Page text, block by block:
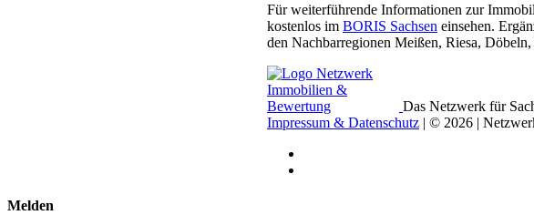
Für weiterführende Informationen zur
kostenlos im BORIS Sachsen einsehen.
den Nachbarregionen Meißen, Riesa,
Das Netzwerk für
Impressum & Datenschutz | © 2026 |
Melden